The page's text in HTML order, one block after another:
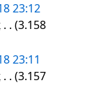
23:12
3.158
23:11
3.157